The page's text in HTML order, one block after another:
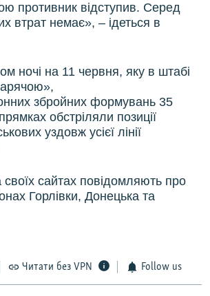
противник відступив. Серед
втрат немає», – ідеться в
ночі на 11 червня, яку в штабі
збройних формувань 35
обстріляли позиції
уздовж усієї лінії
сайтах повідомляють про
Горлівки, Донецька та
Читати без VPN Follow us